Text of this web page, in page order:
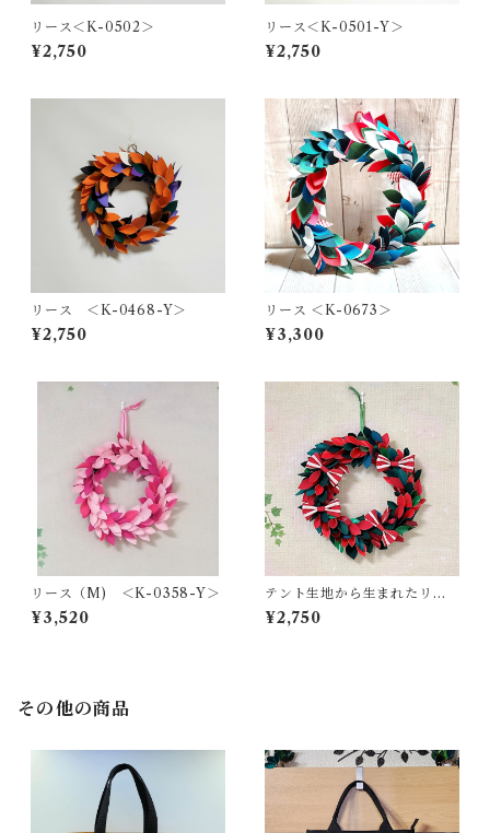
リース＜K-0502＞
¥2,750
リース＜K-0501-Y＞
¥2,750
リース ＜K-0468-Y＞
¥2,750
リース ＜K-0673＞
¥3,300
リース（M) ＜K-0358-Y＞
¥3,520
テント生地から生まれたリー
ス＜赤・緑・リボン＞
¥2,750
その他の商品